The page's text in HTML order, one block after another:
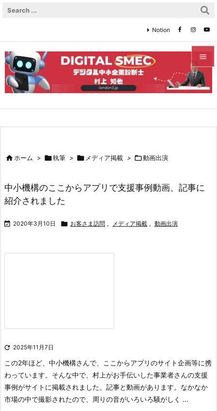


メニュ

検索
Notion
ホーム > 執筆 >  メディア掲載 > 動画出演
中小機構のここからアプリで支援事例動画、記事に
紹介されました
 2020年3月10日  お客さま訪問 , メディア掲載 , 動画出演
 2025年11月7日
この2年ほど、中小機構さんで、ここからアプリのサイト企画等に携
わっています。そんな中で、村上がお手伝いした事業者さんの支援
事例がサイトに掲載されました。記事と動画があります。なかなか
市場の中で撮影されたので、周りの音がいろいろ騒がしく ...